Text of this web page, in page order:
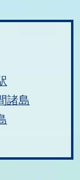
諸島